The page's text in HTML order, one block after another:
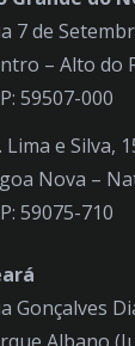
7 de
– Alto do
59507-000
Lima e Silva,
Nova –
59075-710
Gonçalves